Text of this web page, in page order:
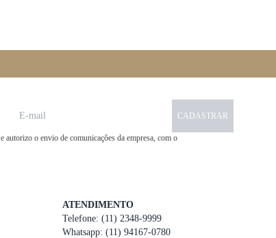
CADASTRAR
e autorizo o envio de comunicações da empresa, com o
ATENDIMENTO
Telefone: (11) 2348-9999
Whatsapp: (11) 94167-0780